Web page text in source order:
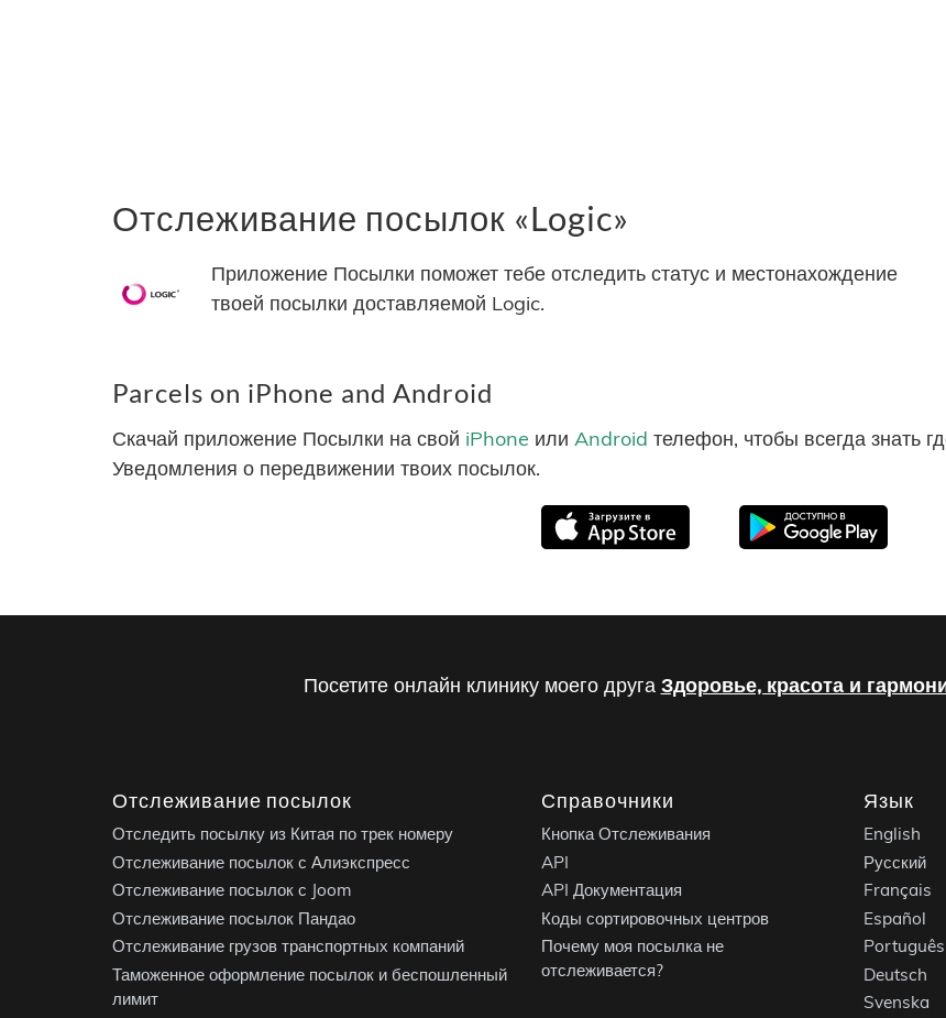
Отслеживание посылок «Logic»
Приложение Посылки поможет тебе отследить статус и местонахождение
твоей посылки доставляемой Logic.
Parcels on iPhone and Android
Скачай приложение Посылки на свой iPhone или Android телефон, чтобы всегда знать
Уведомления о передвижении твоих посылок.
Посетите онлайн клинику моего друга Здоровье, красота и
Отслеживание посылок
Отследить посылку из Китая по трек номеру
Отслеживание посылок с Алиэкспресс
Отслеживание посылок с Joom
Отслеживание посылок Пандао
Отслеживание грузов транспортных компаний
Таможенное оформление посылок и беспошленный
лимит
Справочники
Кнопка Отслеживания
API
API Документация
Коды сортировочных центров
Почему моя посылка не
отслеживается?
Язык
English
Русский
Français
Español
Português
Deutsch
Svenska